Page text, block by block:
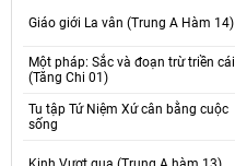
Giáo giới La vân (Trung A Hàm 14)
Một pháp: Sắc và đoạn trừ triền cái
(Tăng Chi 01)
Tu tập Tứ Niệm Xứ cân bằng cuộc
sống